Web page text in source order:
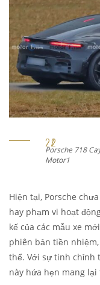
Porsche 718
Motor1
Hiện tại, Porsche
hay phạm vi hoạt
kế của các mẫu xe
phiên bản tiền
thể. Với sự tinh chỉnh
này hứa hẹn mang